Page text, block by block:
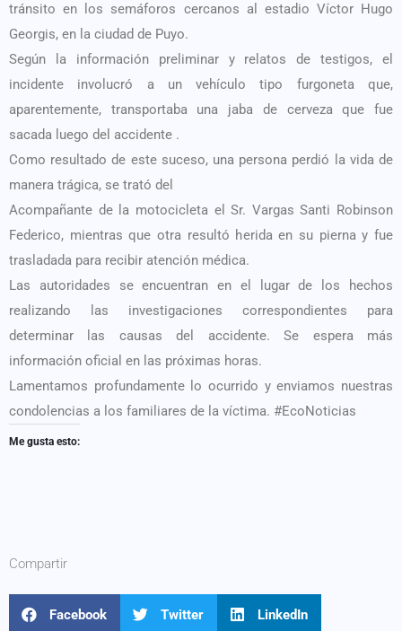
tránsito en los semáforos cercanos al estadio Víctor Hugo
Georgis, en la ciudad de Puyo.
Según la información preliminar y relatos de testigos, el
incidente involucró a un vehículo tipo furgoneta que,
aparentemente, transportaba una jaba de cerveza que fue
sacada luego del accidente .
Como resultado de este suceso, una persona perdió la vida de
manera trágica, se trató del
Acompañante de la motocicleta el Sr. Vargas Santi Robinson
Federico, mientras que otra resultó herida en su pierna y fue
trasladada para recibir atención médica.
Las autoridades se encuentran en el lugar de los hechos
realizando las investigaciones correspondientes para
determinar las causas del accidente. Se espera más
información oficial en las próximas horas.
Lamentamos profundamente lo ocurrido y enviamos nuestras
condolencias a los familiares de la víctima. #EcoNoticias
Me gusta esto:
Compartir
Facebook Twitter LinkedIn